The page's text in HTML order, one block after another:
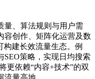
量、算法规则与用户需
容创作、矩阵化运营及数
构建长效流量生态。例
SEO策略，实现日均搜索
更依赖“内容+技术”的双
量高地。